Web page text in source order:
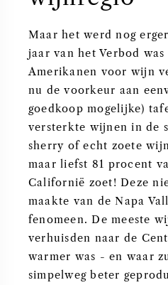
Maar het werd nog
jaar van het Verbod was
Amerikanen voor wijn
nu de voorkeur aan
goedkoop mogelijke)
versterkte wijnen in de
sherry of echt zoete
maar liefst 81 procent
Californië zoet! Deze
maakte van de Napa
fenomeen. De meeste
verhuisden naar de
warmer was - en waar
simpelweg beter